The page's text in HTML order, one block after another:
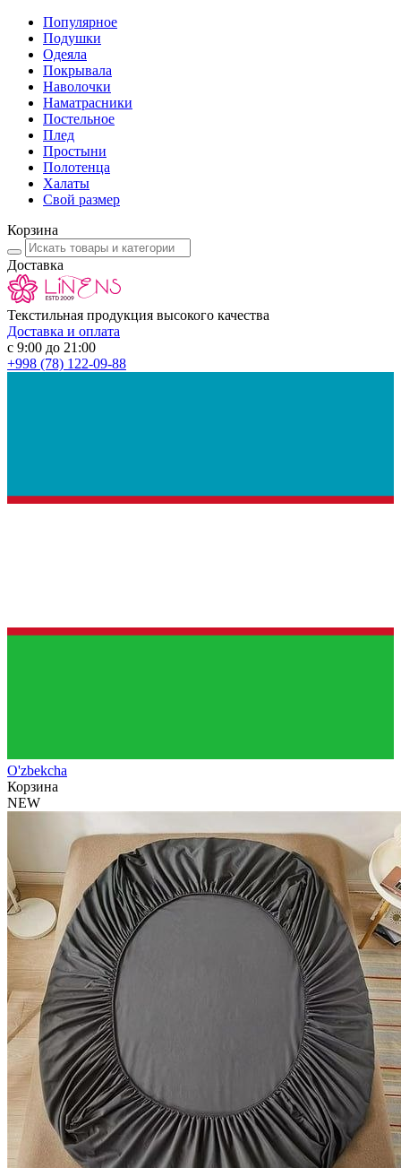
Популярное
Подушки
Одеяла
Покрывала
Наволочки
Наматрасники
Постельное
Плед
Простыни
Полотенца
Халаты
Свой размер
Корзина
Доставка
Текстильная продукция высокого качества
Доставка и оплата
с 9:00 до 21:00
+998 (78) 122-09-88
O'zbekcha
Корзина
NEW